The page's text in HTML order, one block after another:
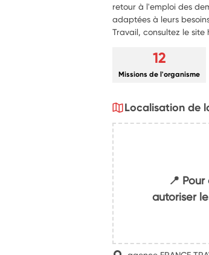
retour à l'emploi des
adaptées à leurs
Travail, consultez le
12
Missions de l'organisme
Localisation de
📍
autoriser